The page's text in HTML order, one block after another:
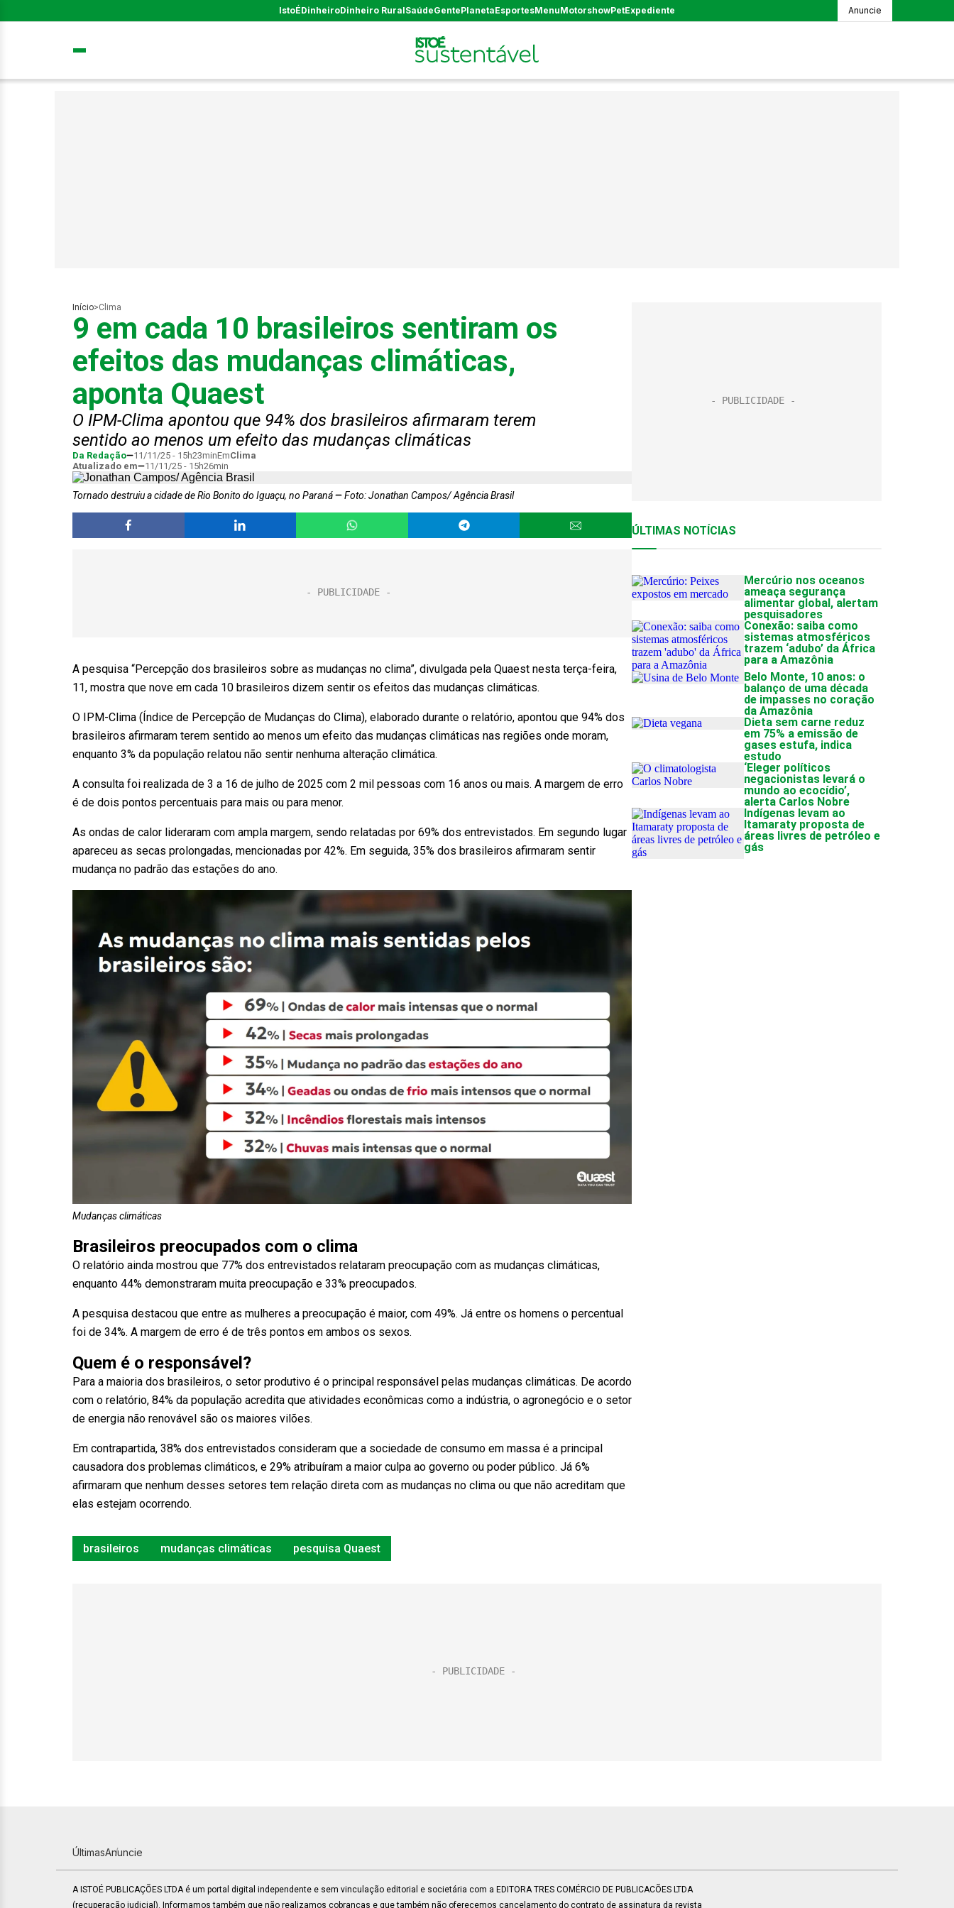
IstoÉDinheiroDinheiro RuralSaúdeGentePlanetaEsportesMenuMotorshowPetExpediente Anuncie
Início>Clima
9 em cada 10 brasileiros sentiram os
efeitos das mudanças climáticas,
aponta Quaest
O IPM-Clima apontou que 94% dos brasileiros afirmaram terem
sentido ao menos um efeito das mudanças climáticas
Da Redação 11/11/25 - 15h23minEmClima
Atualizado em
11/11/25 - 15h26min
Tornado destruiu a cidade de Rio Bonito do Iguaçu, no Paraná Foto: Jonathan Campos/ Agência Brasil
A pesquisa “Percepção dos brasileiros sobre as mudanças no clima”, divulgada pela Quaest nesta terça-feira,
11, mostra que nove em cada 10 brasileiros dizem sentir os efeitos das mudanças climáticas.
O IPM-Clima (Índice de Percepção de Mudanças do Clima), elaborado durante o relatório, apontou que 94% dos
brasileiros afirmaram terem sentido ao menos um efeito das mudanças climáticas nas regiões onde moram,
enquanto 3% da população relatou não sentir nenhuma alteração climática.
A consulta foi realizada de 3 a 16 de julho de 2025 com 2 mil pessoas com 16 anos ou mais. A margem de erro
é de dois pontos percentuais para mais ou para menor.
As ondas de calor lideraram com ampla margem, sendo relatadas por 69% dos entrevistados. Em segundo lugar
apareceu as secas prolongadas, mencionadas por 42%. Em seguida, 35% dos brasileiros afirmaram sentir
mudança no padrão das estações do ano.
Mudanças climáticas
Brasileiros preocupados com o clima
O relatório ainda mostrou que 77% dos entrevistados relataram preocupação com as mudanças climáticas,
enquanto 44% demonstraram muita preocupação e 33% preocupados.
A pesquisa destacou que entre as mulheres a preocupação é maior, com 49%. Já entre os homens o percentual
foi de 34%. A margem de erro é de três pontos em ambos os sexos.
Quem é o responsável?
Para a maioria dos brasileiros, o setor produtivo é o principal responsável pelas mudanças climáticas. De acordo
com o relatório, 84% da população acredita que atividades econômicas como a indústria, o agronegócio e o setor
de energia não renovável são os maiores vilões.
Em contrapartida, 38% dos entrevistados consideram que a sociedade de consumo em massa é a principal
causadora dos problemas climáticos, e 29% atribuíram a maior culpa ao governo ou poder público. Já 6%
afirmaram que nenhum desses setores tem relação direta com as mudanças no clima ou que não acreditam que
elas estejam ocorrendo.
brasileiros mudanças climáticas pesquisa Quaest
ÚltimasAnuncie
A ISTOÉ PUBLICAÇÕES LTDA é um portal digital independente e sem vinculação editorial e societária com a EDITORA TRES COMÉRCIO DE PUBLICACÕES LTDA
(recuperação judicial). Informamos também que não realizamos cobranças e que também não oferecemos cancelamento do contrato de assinatura da revista